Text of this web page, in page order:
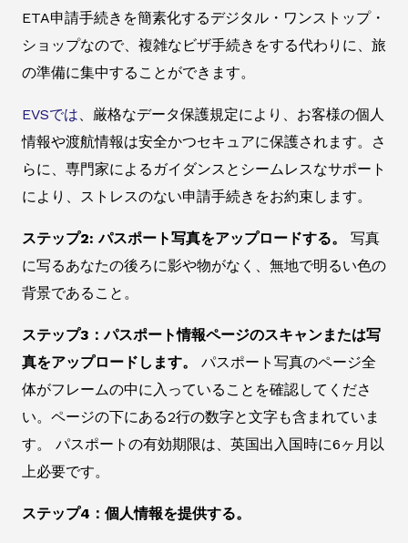
ETA申請手続きを簡素化するデジタル・ワンストップ・
ショップなので、複雑なビザ手続きをする代わりに、旅
の準備に集中することができます。
EVSでは 、厳格なデータ保護規定により、お客様の個人
情報や渡航情報は安全かつセキュアに保護されます。さ
らに、専門家によるガイダンスとシームレスなサポート
により、ストレスのない申請手続きをお約束します。
ステップ2: パスポート写真をアップロードする。 写真
に写るあなたの後ろに影や物がなく、無地で明るい色の
背景であること。
ステップ3：パスポート情報ページのスキャンまたは写
真をアップロードします。 パスポート写真のページ全
体がフレームの中に入っていることを確認してくださ
い。ページの下にある2行の数字と文字も含まれていま
す。 パスポートの有効期限は、英国出入国時に6ヶ月以
上必要です。
ステップ4：個人情報を提供する。